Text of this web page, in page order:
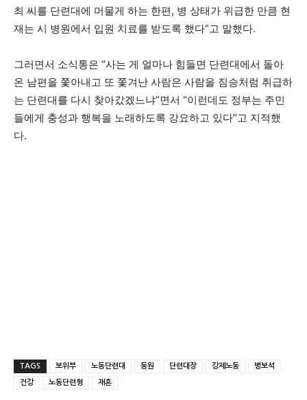
최 씨를 단련대에 머물게 하는 한편, 병 상태가 위급한 만큼 현
재는 시 병원에서 입원 치료를 받도록 했다”고 말했다.
그러면서 소식통은 “사는 게 얼마나 힘들면 단련대에서 돌아
온 남편을 쫓아내고 또 쫓겨난 사람은 사람을 짐승처럼 취급하
는 단련대를 다시 찾아갔겠느냐”면서 “이런데도 정부는 주민
들에게 충성과 행복을 노래하도록 강요하고 있다”고 지적했
다.
TAGS 보위부 노동단련대 동원 단련대장 강제노동 병보석
건강 노동단련형 재혼